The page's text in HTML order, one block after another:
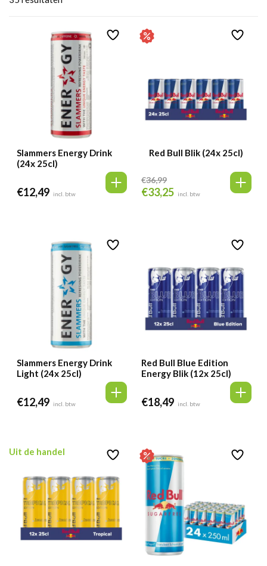
Slammers Energy Drink
(24x 25cl)
€12,49 incl. btw
Red Bull Blik (24x 25cl)
€36,99
Oorspronkelijke
€33,25 Huidige
incl. btw
Slammers Energy Drink
Light (24x 25cl)
€12,49 incl. btw
Red Bull Blue Edition
Energy Blik (12x 25cl)
€18,49 incl. btw
Uit de handel